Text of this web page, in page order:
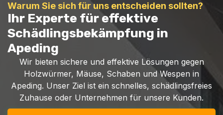
Warum Sie sich für uns entscheiden sollten?
Ihr Experte für effektive
Schädlingsbekämpfung in
Apeding
Wir bieten sichere und effektive Lösungen gegen
Holzwürmer, Mäuse, Schaben und Wespen in
Apeding. Unser Ziel ist ein schnelles, schädlingsfreies
Zuhause oder Unternehmen für unsere Kunden.